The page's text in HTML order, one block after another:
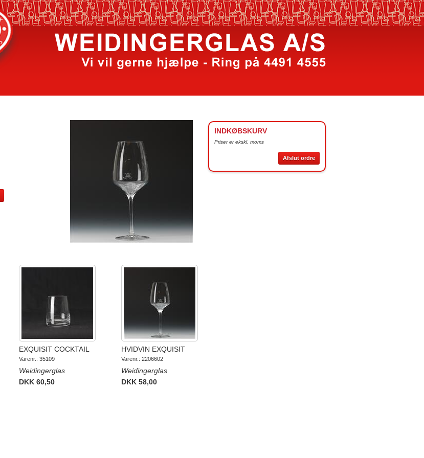
EXQUISIT COCKTAIL
Varenr.: 35109
Weidingerglas
DKK 60,50
HVIDVIN EXQUISIT
Varenr.: 2206602
Weidingerglas
DKK 58,00
INDKØBSKURV
Priser er ekskl. moms
Afslut ordre